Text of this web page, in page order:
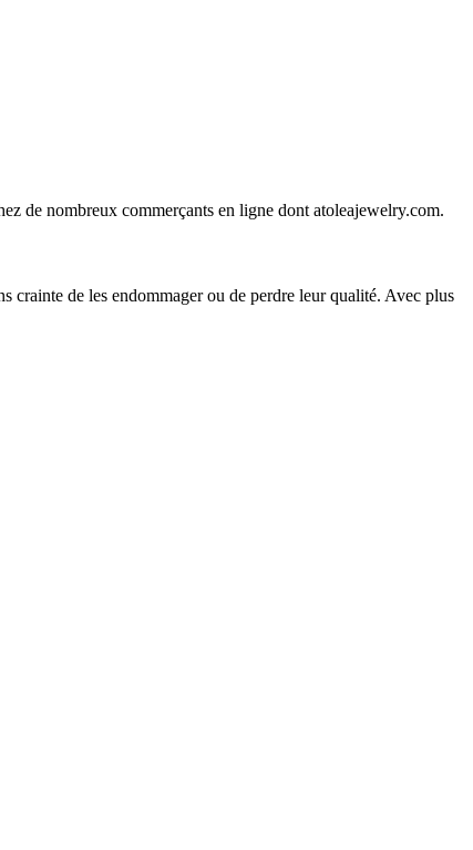
de nombreux commerçants en ligne dont atoleajewelry.com.
crainte de les endommager ou de perdre leur qualité. Avec plus